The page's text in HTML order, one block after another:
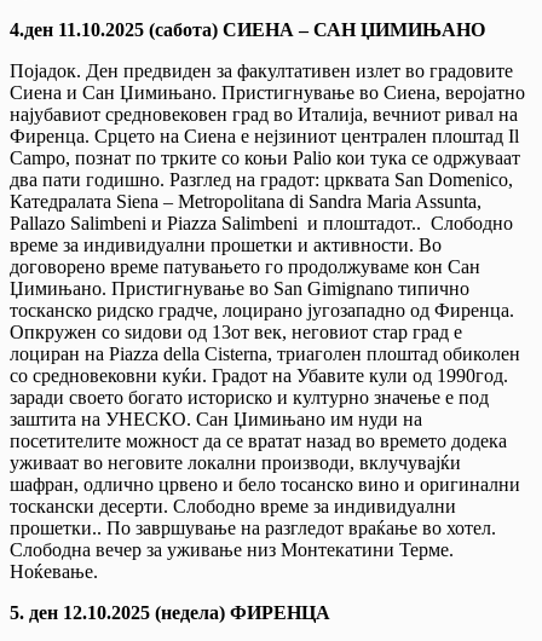
4.ден 11.10.2025 (сабота) СИЕНА – САН ЏИМИЊАНО
Појадок. Ден предвиден за факултативен излет во градовите
Сиена и Сан Џимињано. Пристигнување во Сиена, веројатно
најубавиот средновековен град во Италија, вечниот ривал на
Фиренца. Срцето на Сиена е нејзиниот централен плоштад Il
Campo, познат по трките со коњи Palio кои тука се одржуваат
два пати годишно. Разглед на градот: црквата San Domenico,
Катедралата Siena – Metropolitana di Sandra Maria Assunta,
Pallazo Salimbeni и Piazza Salimbeni и плоштадот.. Слободно
време за индивидуални прошетки и активности. Во
договорено време патувањето го продолжуваме кон Сан
Џимињано. Пристигнување во San Gimignano типично
тосканско ридско градче, лоцирано југозападно од Фиренца.
Опкружен со ѕидови од 13от век, неговиот стар град е
лоциран на Piazza della Cisterna, триаголен плоштад обиколен
со средновековни куќи. Градот на Убавите кули од 1990год.
заради своето богато историско и културно значење е под
заштита на УНЕСКО. Сан Џимињано им нуди на
посетителите можност да се вратат назад во времето додека
уживаат во неговите локални производи, вклучувајќи
шафран, одлично црвено и бело тосанско вино и оригинални
тоскански десерти. Слободно време за индивидуални
прошетки.. По завршување на разгледот враќање во хотел.
Слободна вечер за уживање низ Монтекатини Терме.
Ноќевање.
5. ден 12.10.2025 (недела) ФИРЕНЦА